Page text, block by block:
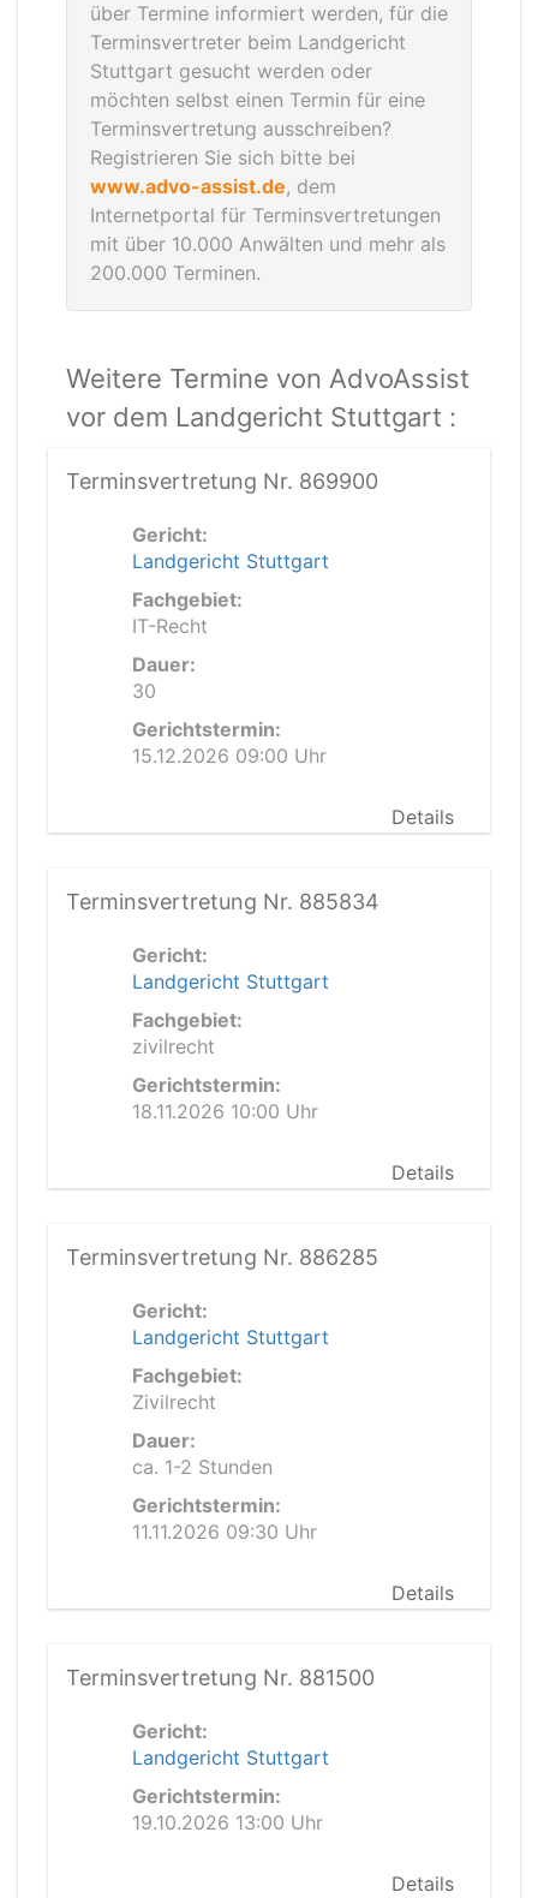
über Termine informiert werden, für die
Terminsvertreter beim Landgericht
Stuttgart gesucht werden oder
möchten selbst einen Termin für eine
Terminsvertretung ausschreiben?
Registrieren Sie sich bitte bei
www.advo-assist.de, dem
Internetportal für Terminsvertretungen
mit über 10.000 Anwälten und mehr als
200.000 Terminen.
Weitere Termine von AdvoAssist
vor dem Landgericht Stuttgart :
Terminsvertretung Nr. 869900
Gericht:
Landgericht Stuttgart
Fachgebiet:
IT-Recht
Dauer:
30
Gerichtstermin:
15.12.2026 09:00 Uhr
Details
Terminsvertretung Nr. 885834
Gericht:
Landgericht Stuttgart
Fachgebiet:
zivilrecht
Gerichtstermin:
18.11.2026 10:00 Uhr
Details
Terminsvertretung Nr. 886285
Gericht:
Landgericht Stuttgart
Fachgebiet:
Zivilrecht
Dauer:
ca. 1-2 Stunden
Gerichtstermin:
11.11.2026 09:30 Uhr
Details
Terminsvertretung Nr. 881500
Gericht:
Landgericht Stuttgart
Gerichtstermin:
19.10.2026 13:00 Uhr
Details